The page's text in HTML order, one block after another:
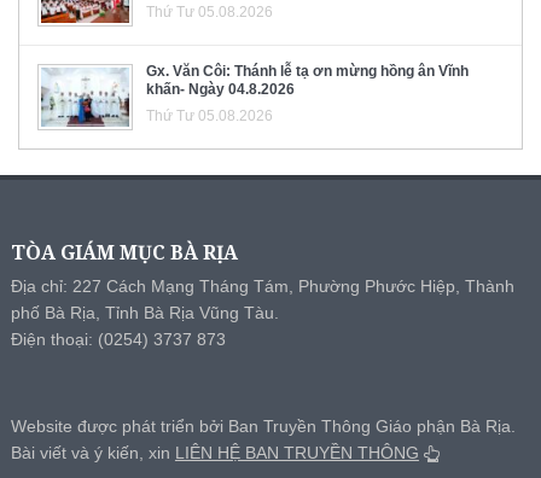
Thứ Tư 05.08.2026
Gx. Văn Côi: Thánh lễ tạ ơn mừng hồng ân Vĩnh
khấn- Ngày 04.8.2026
Thứ Tư 05.08.2026
TÒA GIÁM MỤC BÀ RỊA
Địa chỉ: 227 Cách Mạng Tháng Tám, Phường Phước Hiệp, Thành
phố Bà Rịa, Tỉnh Bà Rịa Vũng Tàu.
Điện thoại: (0254) 3737 873
Website được phát triển bởi Ban Truyền Thông Giáo phận Bà Rịa.
Bài viết và ý kiến, xin LIÊN HỆ BAN TRUYỀN THÔNG